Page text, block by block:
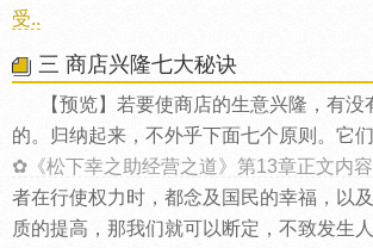
受..
三 商店兴隆七大秘诀
【预览】若要使商店的生意兴隆，有
的。归纳起来，不外乎下面七个原则。它
✿《松下幸之助经营之道》第13章正文内
者在行使权力时，都念及国民的幸福，以
质的提高，那我们就可以断定，不致发生人